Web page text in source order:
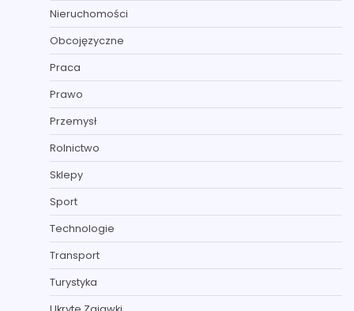
Nieruchomości
Obcojęzyczne
Praca
Prawo
Przemysł
Rolnictwo
Sklepy
Sport
Technologie
Transport
Turystyka